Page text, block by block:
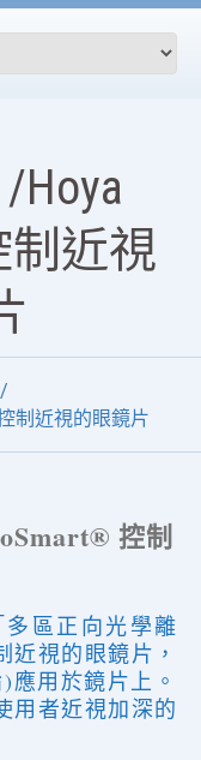
Hoya
制近視
制近視的眼鏡片
控制
區正向光學離
近視的眼鏡片，
用於鏡片上。
用者近視加深的